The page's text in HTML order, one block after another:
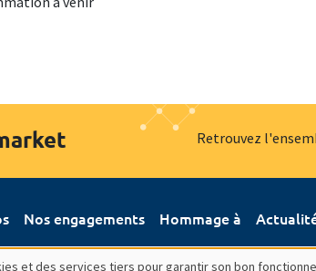
Retrouvez
Nos engagements Hommage à
et des services tiers pour garantir son bon